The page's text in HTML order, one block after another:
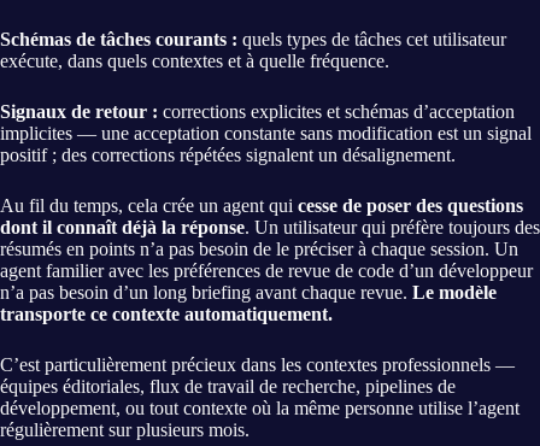
Schémas de tâches courants : quels types de tâches cet utilisateur
exécute, dans quels contextes et à quelle fréquence.
Signaux de retour : corrections explicites et schémas d’acceptation
implicites — une acceptation constante sans modification est un signal
positif ; des corrections répétées signalent un désalignement.
Au fil du temps, cela crée un agent qui cesse de poser des questions
dont il connaît déjà la réponse. Un utilisateur qui préfère toujours des
résumés en points n’a pas besoin de le préciser à chaque session. Un
agent familier avec les préférences de revue de code d’un développeur
n’a pas besoin d’un long briefing avant chaque revue. Le modèle
transporte ce contexte automatiquement.
C’est particulièrement précieux dans les contextes professionnels —
équipes éditoriales, flux de travail de recherche, pipelines de
développement, ou tout contexte où la même personne utilise l’agent
régulièrement sur plusieurs mois.